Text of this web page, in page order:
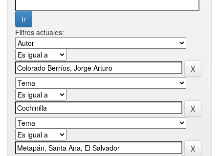
Filtros actuales: